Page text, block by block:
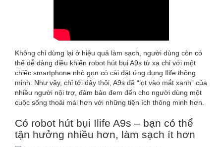
Không chỉ dừng lại ở hiệu quả làm sạch, người dùng còn có
thể dễ dàng điều khiển robot hút bụi A9s từ xa chỉ với một
chiếc smartphone nhỏ gọn có cài đặt ứng dụng Ilife thông
minh. Như vậy, chỉ tới đây thôi, A9s đã “lọt vào mắt xanh” của
nhiều người nội trợ, đảm bảo đem đến cho người dùng một
cuộc sống thoải mái hơn với những tiện ích thông minh hơn.
Có robot hút bụi Ilife A9s – bạn có thể
tận hưởng nhiều hơn, làm sạch ít hơn